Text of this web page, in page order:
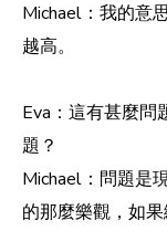
Michael：我的意
越高。
Eva：這有甚麼問
題？
Michael：問題是
的那麼樂觀，如